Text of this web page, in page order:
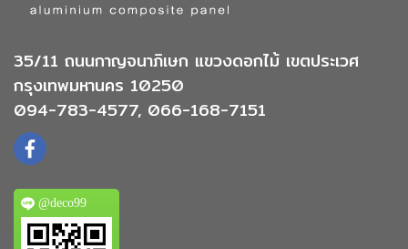
35/11 ถนนกาญจนาภิเษก แขวงดอกไม้ เขตประเวศ
กรุงเทพมหานคร 10250
094-783-4577, 066-168-7151
@deco99